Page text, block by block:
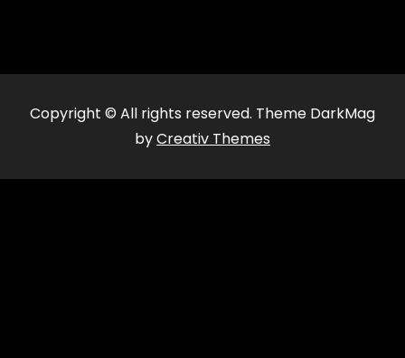
Copyright © All rights reserved. Theme DarkMag
byCreativ Themes